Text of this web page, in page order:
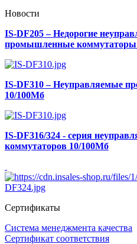
Новости
IS-DF205 – Недорогие
промышленные коммутаторы
IS-DF310 – Неуправляемые
10/100Мб
IS-DF316/324 - серия
коммутаторов 10/100Мб
Сертификаты
Система менеджмента качества
Сертификат соответствия